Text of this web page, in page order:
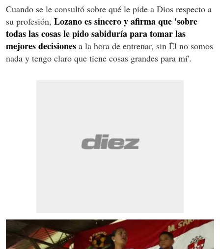
Cuando se le consultó sobre qué le pide a Dios respecto a
su profesión, Lozano es sincero y afirma que 'sobre
todas las cosas le pido sabiduría para tomar las
mejores decisiones a la hora de entrenar, sin Él no somos
nada y tengo claro que tiene cosas grandes para mí'.